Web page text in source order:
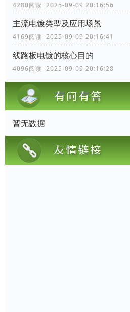
4280阅读 2025-09-09 20:16:56
主流电镀类型及应用场景
4169阅读 2025-09-09 20:16:41
线路板电镀的核心目的
4096阅读 2025-09-09 20:16:28
暂无数据